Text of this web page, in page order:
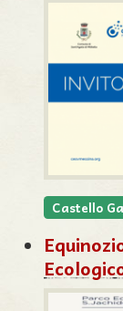
Castello